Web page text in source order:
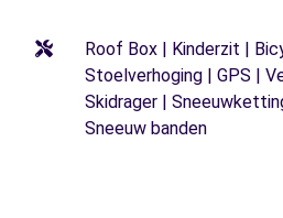
Roof Box | Kinderzit |
Stoelverhoging | GPS |
Skidrager |
Sneeuw banden